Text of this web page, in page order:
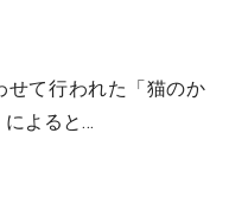
せて行われた「猫のか
によると…